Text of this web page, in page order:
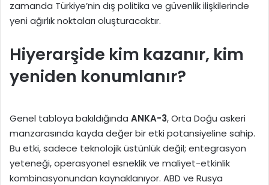
zamanda Türkiye’nin dış politika ve güvenlik ilişkilerinde
yeni ağırlık noktaları oluşturacaktır.
Hiyerarşide kim kazanır, kim
yeniden konumlanır?
Genel tabloya bakıldığında ANKA-3, Orta Doğu askeri
manzarasında kayda değer bir etki potansiyeline sahip.
Bu etki, sadece teknolojik üstünlük değil; entegrasyon
yeteneği, operasyonel esneklik ve maliyet-etkinlik
kombinasyonundan kaynaklanıyor. ABD ve Rusya